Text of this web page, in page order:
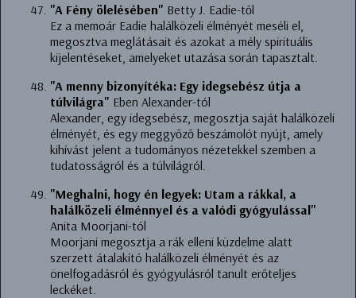
"A Fény ölelésében" Betty J. Eadie-től
Ez a memoár Eadie halálközeli élményét meséli el,
megosztva meglátásait és azokat a mély spirituális
kijelentéseket, amelyeket utazása során tapasztalt.
"A menny bizonyítéka: Egy idegsebész útja a
túlvilágra" Eben Alexander-tól
Alexander, egy idegsebész, megosztja saját halálközeli
élményét, és egy meggyőző beszámolót nyújt, amely
kihívást jelent a tudományos nézetekkel szemben a
tudatosságról és a túlvilágról.
"Meghalni, hogy én legyek: Utam a rákkal, a
halálközeli élménnyel és a valódi gyógyulással"
Anita Moorjani-tól
Moorjani megosztja a rák elleni küzdelme alatt
szerzett átalakító halálközeli élményét és az
önelfogadásról és gyógyulásról tanult erőteljes
leckéket.